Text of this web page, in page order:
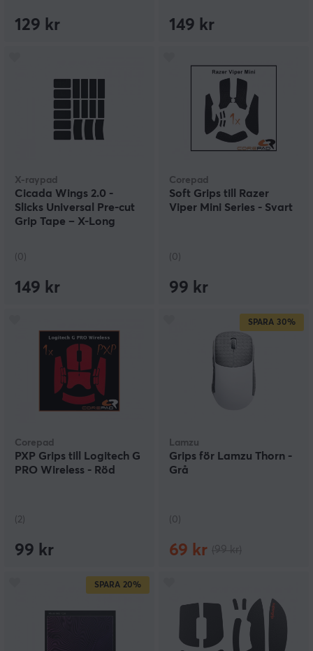
129 kr 149 kr
X-raypad
Cicada Wings 2.0 -
Slicks Universal Pre-cut
Grip Tape – X-Long
(0)
149 kr
Corepad
Soft Grips till Razer
Viper Mini Series - Svart
(0)
99 kr
Corepad
PXP Grips till Logitech G
PRO Wireless - Röd
(2)
99 kr
SPARA 30%
Lamzu
Grips för Lamzu Thorn -
Grå
(0)
69 kr
SPARA 20%